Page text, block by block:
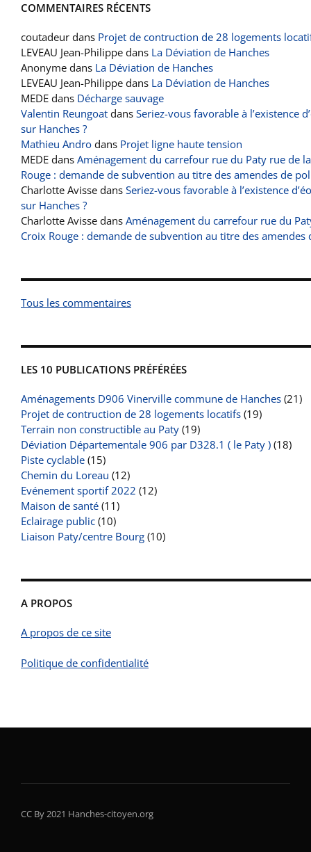
COMMENTAIRES RÉCENTS
coutadeur dans Projet de contruction de 28 logements
LEVEAU Jean-Philippe dans La Déviation de Hanches
Anonyme dans La Déviation de Hanches
LEVEAU Jean-Philippe dans La Déviation de Hanches
MEDE dans Décharge sauvage
Valentin Reungoat dans Seriez-vous favorable à l’existence
sur Hanches ?
Mathieu Andro dans Projet ligne haute tension
MEDE dans Aménagement du carrefour rue du Paty rue de
Rouge : demande de subvention au titre des amendes de
Charlotte Avisse dans Seriez-vous favorable à l’existence
sur Hanches ?
Charlotte Avisse dans Aménagement du carrefour rue du
Croix Rouge : demande de subvention au titre des amendes
Tous les commentaires
LES 10 PUBLICATIONS PRÉFÉRÉES
Aménagements D906 Vinerville commune de Hanches (21)
Projet de contruction de 28 logements locatifs (19)
Terrain non constructible au Paty (19)
Déviation Départementale 906 par D328.1 ( le Paty ) (18)
Piste cyclable (15)
Chemin du Loreau (12)
Evénement sportif 2022 (12)
Maison de santé (11)
Eclairage public (10)
Liaison Paty/centre Bourg (10)
A PROPOS
A propos de ce site
Politique de confidentialité
CC By 2021 Hanches-citoyen.org